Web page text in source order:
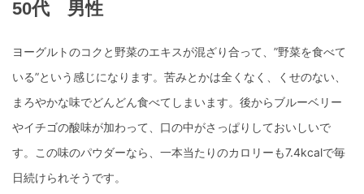
50代 男性
ヨーグルトのコクと野菜のエキスが混ざり合って、”野菜を食べて
いる”という感じになります。苦みとかは全くなく、くせのない、
まろやかな味でどんどん食べてしまいます。後からブルーベリー
やイチゴの酸味が加わって、口の中がさっぱりしておいしいで
す。この味のパウダーなら、一本当たりのカロリーも7.4kcalで毎
日続けられそうです。